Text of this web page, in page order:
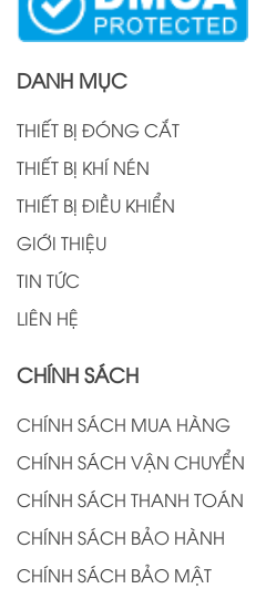
DANH MỤC
THIẾT BỊ ĐÓNG CẮT
THIẾT BỊ KHÍ NÉN
THIẾT BỊ ĐIỀU KHIỂN
GIỚI THIỆU
TIN TỨC
LIÊN HỆ
CHÍNH SÁCH
CHÍNH SÁCH MUA HÀNG
CHÍNH SÁCH VẬN CHUYỂN
CHÍNH SÁCH THANH TOÁN
CHÍNH SÁCH BẢO HÀNH
CHÍNH SÁCH BẢO MẬT